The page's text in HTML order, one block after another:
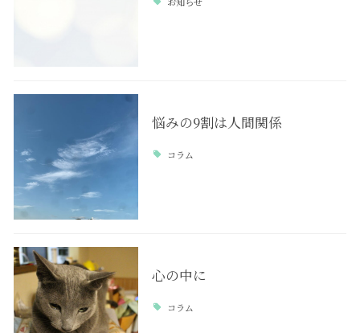
悩みの9割は人間関係
コラム
心の中に
コラム